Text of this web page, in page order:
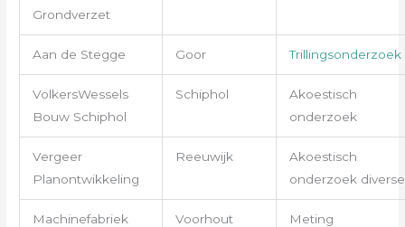
Grondverzet
Aan de Stegge Goor Trillingsonderzoek
VolkersWessels
Bouw Schiphol
Schiphol
Akoestisch
onderzoek
Vergeer
Planontwikkeling
Reeuwijk
Akoestisch
onderzoek diverse
Machinefabriek
Voorhout
Meting